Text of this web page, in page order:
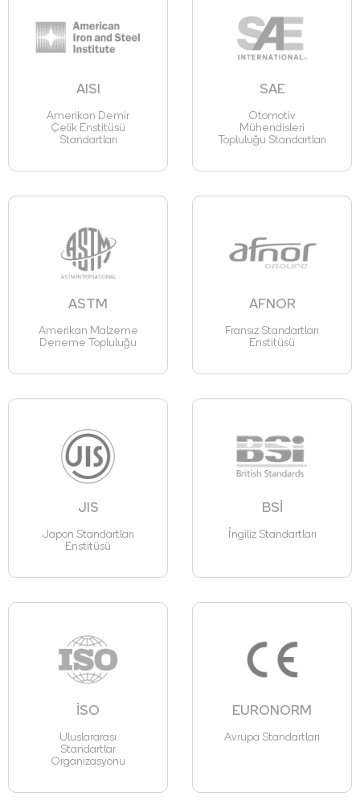
AISI
Amerikan Demir
Çelik Enstitüsü
Standartları
SAE
Otomotiv
Mühendisleri
Topluluğu Standartları
ASTM
Amerikan Malzeme
Deneme Topluluğu
AFNOR
Fransız Standartları
Enstitüsü
JIS
Japon Standartları
Enstitüsü
BSİ
İngiliz Standartları
İSO
Uluslararası
Standartlar
Organizasyonu
EURONORM
Avrupa Standartları